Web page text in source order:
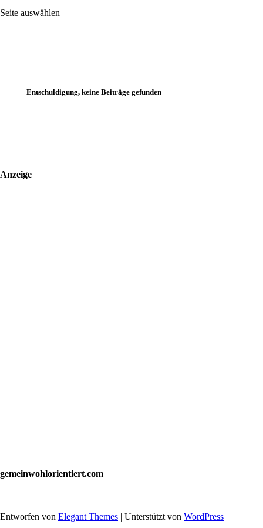
Seite auswählen
Entschuldigung, keine Beiträge gefunden
Anzeige
gemeinwohlorientiert.com
Entworfen von Elegant Themes | Unterstützt von WordPress